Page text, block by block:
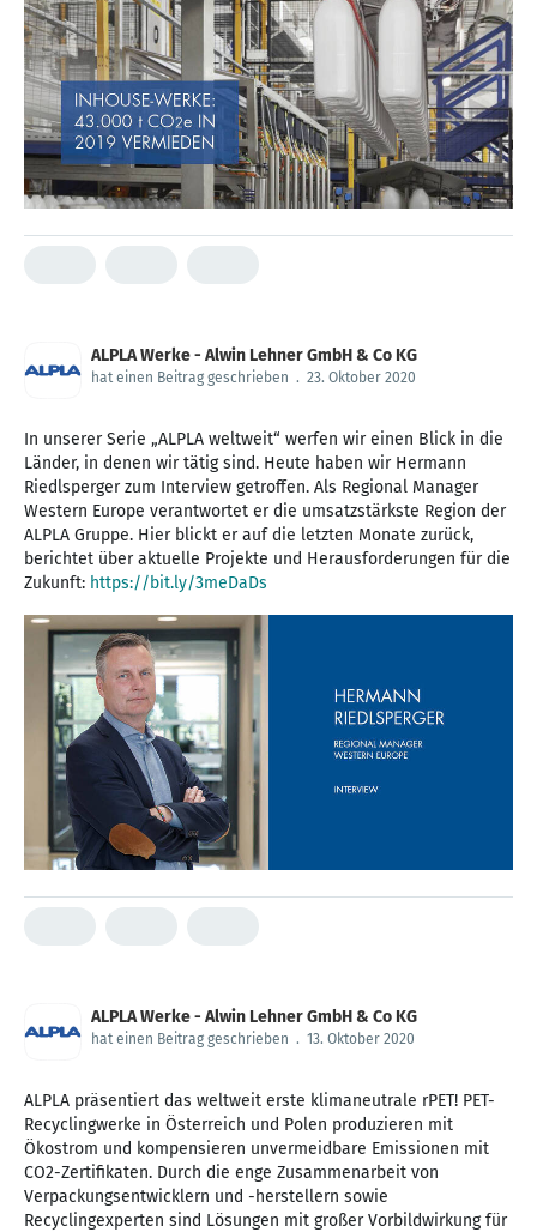
ALPLA Werke - Alwin Lehner GmbH & Co KG
hat einen Beitrag geschrieben . 23. Oktober 2020
In unserer Serie „ALPLA weltweit“ werfen wir einen Blick in die
Länder, in denen wir tätig sind. Heute haben wir Hermann
Riedlsperger zum Interview getroffen. Als Regional Manager
Western Europe verantwortet er die umsatzstärkste Region der
ALPLA Gruppe. Hier blickt er auf die letzten Monate zurück,
berichtet über aktuelle Projekte und Herausforderungen für die
Zukunft: https://bit.ly/3meDaDs
ALPLA Werke - Alwin Lehner GmbH & Co KG
hat einen Beitrag geschrieben . 13. Oktober 2020
ALPLA präsentiert das weltweit erste klimaneutrale rPET! PET-
Recyclingwerke in Österreich und Polen produzieren mit
Ökostrom und kompensieren unvermeidbare Emissionen mit
CO2-Zertifikaten. Durch die enge Zusammenarbeit von
Verpackungsentwicklern und -herstellern sowie
Recyclingexperten sind Lösungen mit großer Vorbildwirkung für